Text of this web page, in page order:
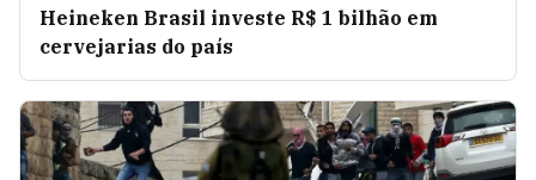
Heineken Brasil investe R$ 1 bilhão em
cervejarias do país